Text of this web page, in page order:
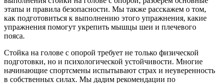
этапы и правила безопасности. Мы также расскажем о том,
как подготовиться к выполнению этого упражнения, какие
упражнения помогут укрепить мышцы шеи и плечевого
пояса.
Стойка на голове с опорой требует не только физической
подготовки, но и психологической устойчивости. Многие
начинающие спортсмены испытывают страх и неуверенность
в собственных силах. Мы дадим рекомендации по